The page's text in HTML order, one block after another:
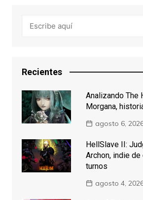
Recientes
Analizando The
Morgana,
agosto 6,
HellSlave II:
Archon, indie
turnos
agosto 4,